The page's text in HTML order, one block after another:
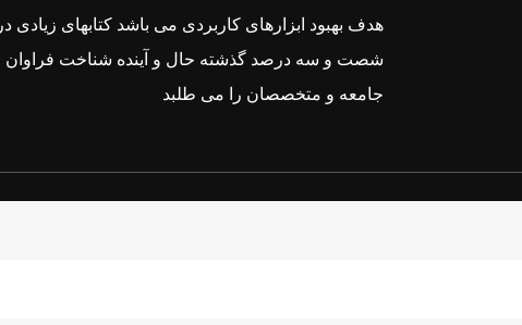
هدف بهبود ابزارهای کاربردی می باشد کتابهای زیادی در
شصت و سه درصد گذشته حال و آینده شناخت فراوان
جامعه و متخصصان را می طلبد